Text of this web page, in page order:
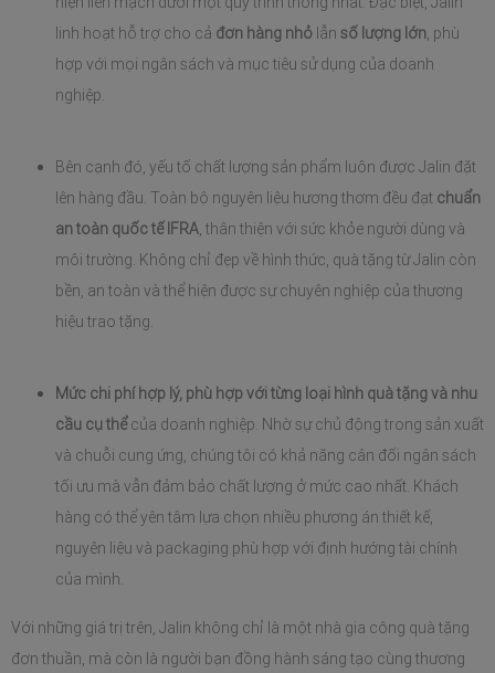
linh hoạt hỗ trợ cho cả đơn hàng nhỏ lẫn số lượng lớn , phù
hợp với mọi ngân sách và mục tiêu sử dụng của doanh
nghiệp.
Bên cạnh đó, yếu tố chất lượng sản phẩm luôn được Jalin đặt
lên hàng đầu. Toàn bộ nguyên liệu hương thơm đều đạt chuẩn
an toàn quốc tế IFRA , thân thiện với sức khỏe người dùng và
môi trường. Không chỉ đẹp về hình thức, quà tặng từ Jalin còn
bền, an toàn và thể hiện được sự chuyên nghiệp của thương
hiệu trao tặng.
Mức chi phí hợp lý, phù hợp với từng loại hình quà tặng và nhu
cầu cụ thể của doanh nghiệp. Nhờ sự chủ động trong sản xuất
và chuỗi cung ứng, chúng tôi có khả năng cân đối ngân sách
tối ưu mà vẫn đảm bảo chất lượng ở mức cao nhất. Khách
hàng có thể yên tâm lựa chọn nhiều phương án thiết kế,
nguyên liệu và packaging phù hợp với định hướng tài chính
của mình.
Với những giá trị trên, Jalin không chỉ là một nhà gia công quà tặng
đơn thuần, mà còn là người bạn đồng hành sáng tạo cùng thương